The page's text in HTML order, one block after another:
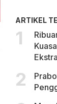
ARTIKEL